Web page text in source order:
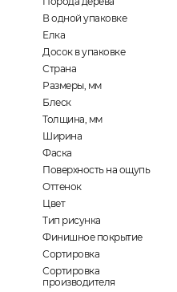
В одной упаковке
Елка
Досок в упаковке
Страна
Размеры, мм
Блеск
Толщина, мм
Ширина
Фаска
Поверхность на ощупь
Оттенок
Цвет
Тип рисунка
Финишное покрытие
Сортировка
Сортировка
производителя